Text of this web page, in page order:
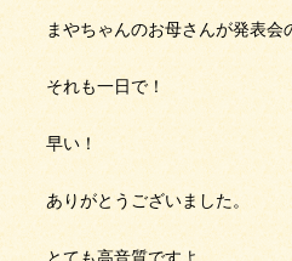
まやちゃんのお母さんが発表会
それも一日で！
早い！
ありがとうございました。